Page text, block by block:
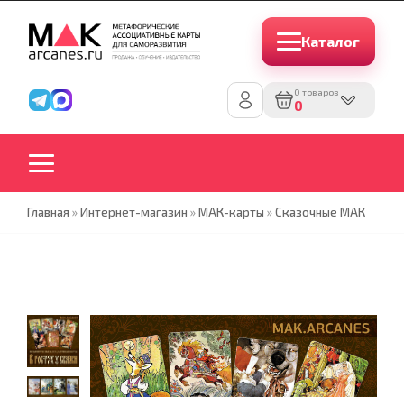
Каталог
0 товаров
0
Главная »Интернет-магазин »МАК-карты »Сказочные МАК